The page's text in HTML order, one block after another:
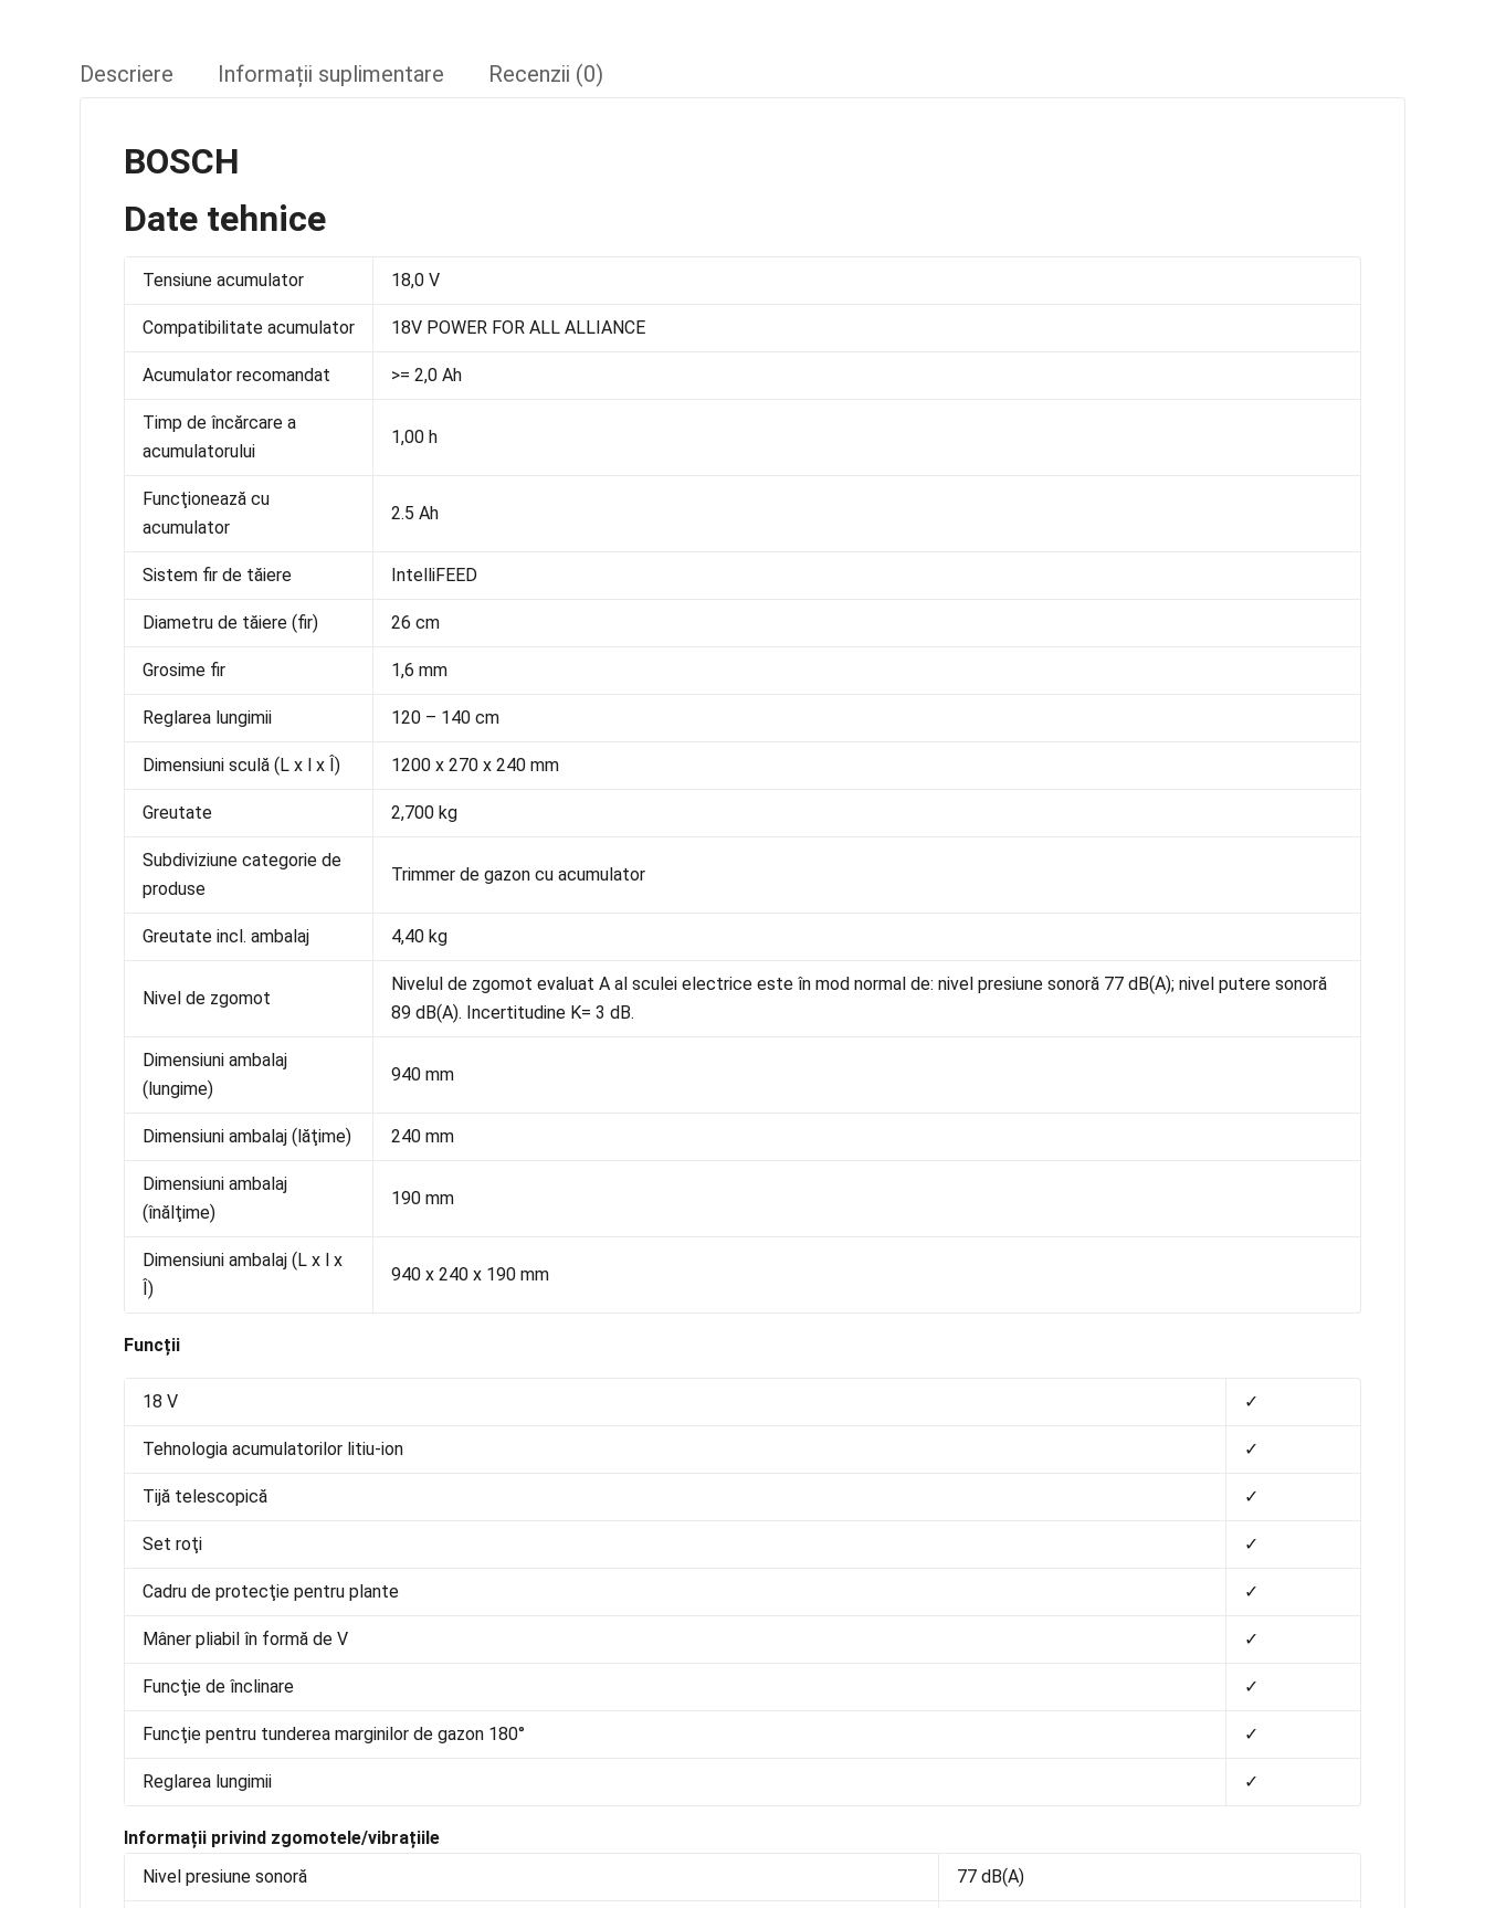
Descriere Informații suplimentare Recenzii (0)
BOSCH
Date tehnice
Tensiune acumulator 18,0 V
Compatibilitate acumulator 18V POWER FOR ALL ALLIANCE
Acumulator recomandat >= 2,0 Ah
Timp de încărcare a
acumulatorului
1,00 h
Funcţionează cu
acumulator
2.5 Ah
Sistem fir de tăiere IntelliFEED
Diametru de tăiere (fir) 26 cm
Grosime fir 1,6 mm
Reglarea lungimii 120 – 140 cm
Dimensiuni sculă (L x l x Î) 1200 x 270 x 240 mm
Greutate 2,700 kg
Subdiviziune categorie de
produse
Trimmer de gazon cu acumulator
Greutate incl. ambalaj 4,40 kg
Nivel de zgomot
Nivelul de zgomot evaluat A al sculei electrice este în mod normal de: nivel presiune sonoră 77 dB(A); nivel putere sonoră
89 dB(A). Incertitudine K= 3 dB.
Dimensiuni ambalaj
(lungime)
940 mm
Dimensiuni ambalaj (lăţime) 240 mm
Dimensiuni ambalaj
(înălţime)
190 mm
Dimensiuni ambalaj (L x l x
Î)
940 x 240 x 190 mm
Funcții
18 V ✓
Tehnologia acumulatorilor litiu-ion ✓
Tijă telescopică ✓
Set roţi ✓
Cadru de protecţie pentru plante ✓
Mâner pliabil în formă de V ✓
Funcţie de înclinare ✓
Funcţie pentru tunderea marginilor de gazon 180° ✓
Reglarea lungimii ✓
Informații privind zgomotele/vibrațiile
Nivel presiune sonoră
77 dB(A)